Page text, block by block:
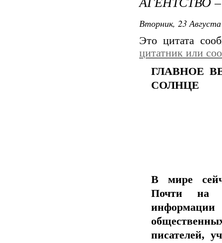
Вторник, 23
Это цитата
цитатник или
ГЛАВНОЕ
СОЛНЦЕ
В мире
Почти на
информации
писателей,